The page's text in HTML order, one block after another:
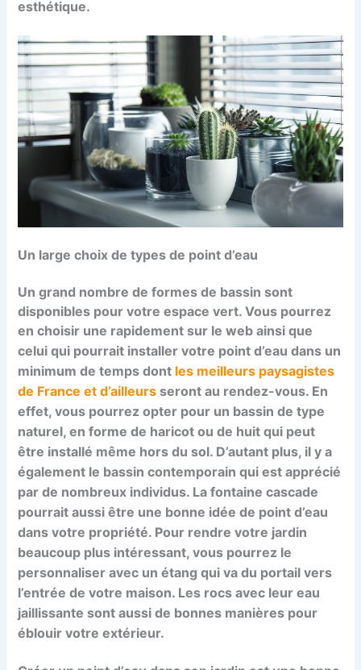
esthétique.
Un large choix de types de point d’eau
Un grand nombre de formes de bassin sont
disponibles pour votre espace vert. Vous pourrez
en choisir une rapidement sur le web ainsi que
celuiqui pourrait installer votre point d’eau dans un
minimum de tempsdont les meilleurs paysagistes
de France et d’ailleurs seront au rendez-vous. En
effet, vous pourrez opter pour un bassin de type
naturel, en forme de haricot ou de huit qui peut
être installé même hors du sol. D’autant plus, il y a
également le bassin contemporain qui est apprécié
par de nombreux individus. La fontaine cascade
pourrait aussi être une bonne idée de point d’eau
dans votre propriété. Pour rendre votre jardin
beaucoup plus intéressant, vous pourrez le
personnaliser avec un étang qui va du portail vers
l’entrée de votre maison. Les rocs avec leur eau
jaillissante sont aussi de bonnes manières pour
éblouir votre extérieur.